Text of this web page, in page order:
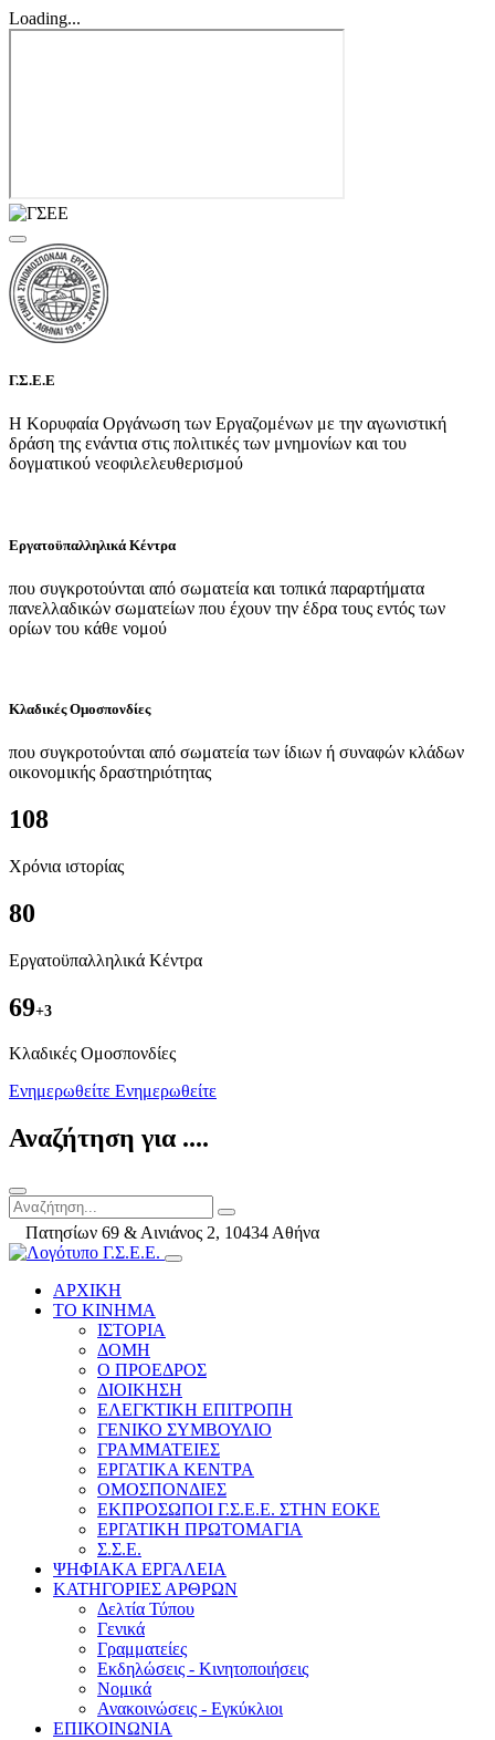
Loading...
Γ.Σ.Ε.Ε
Η Κορυφαία Οργάνωση των Εργαζομένων με την αγωνιστική
δράση της ενάντια στις πολιτικές των μνημονίων και του
δογματικού νεοφιλελευθερισμού
Εργατοϋπαλληλικά Κέντρα
που συγκροτούνται από σωματεία και τοπικά παραρτήματα
πανελλαδικών σωματείων που έχουν την έδρα τους εντός των
ορίων του κάθε νομού
Κλαδικές Ομοσπονδίες
που συγκροτούνται από σωματεία των ίδιων ή συναφών κλάδων
οικονομικής δραστηριότητας
108
Χρόνια ιστορίας
80
Εργατοϋπαλληλικά Κέντρα
69+3
Kλαδικές Ομοσπονδίες
Ενημερωθείτε Ενημερωθείτε
Αναζήτηση για ....
Πατησίων 69 & Αινιάνος 2, 10434 Αθήνα
ΑΡΧΙΚΗ
ΤΟ ΚΙΝΗΜΑ
ΙΣΤΟΡΙΑ
ΔΟΜΗ
Ο ΠΡΟΕΔΡΟΣ
ΔΙΟΙΚΗΣΗ
ΕΛΕΓΚΤΙΚΗ ΕΠΙΤΡΟΠΗ
ΓΕΝΙΚΟ ΣΥΜΒΟΥΛΙΟ
ΓΡΑΜΜΑΤΕΙΕΣ
ΕΡΓΑΤΙΚΑ ΚΕΝΤΡΑ
ΟΜΟΣΠΟΝΔΙΕΣ
ΕΚΠΡΟΣΩΠΟΙ Γ.Σ.Ε.Ε. ΣΤΗΝ ΕΟΚΕ
ΕΡΓΑΤΙΚΗ ΠΡΩΤΟΜΑΓΙΑ
Σ.Σ.Ε.
ΨΗΦΙΑΚΑ ΕΡΓΑΛΕΙΑ
ΚΑΤΗΓΟΡΙΕΣ ΑΡΘΡΩΝ
Δελτία Τύπου
Γενικά
Γραμματείες
Εκδηλώσεις - Κινητοποιήσεις
Νομικά
Ανακοινώσεις - Εγκύκλιοι
ΕΠΙΚΟΙΝΩΝΙΑ